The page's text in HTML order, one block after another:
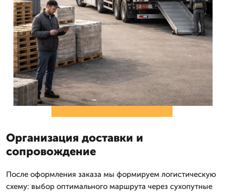
Организация доставки и
сопровождение
После оформления заказа мы формируем логистическую
схему: выбор оптимального маршрута через сухопутные